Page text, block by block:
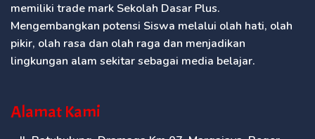
memiliki trade mark Sekolah Dasar Plus.
Mengembangkan potensi Siswa melalui olah hati, olah
pikir, olah rasa dan olah raga dan menjadikan
lingkungan alam sekitar sebagai media belajar.
Alamat Kami